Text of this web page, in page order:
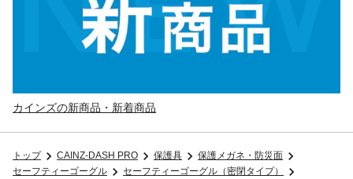
カインズの新商品・新着商品
トップ CAINZ-DASH PRO 保護具
保護メガネ・防災面
セーフティーゴーグル
セーフティーゴーグル（密閉タイプ）